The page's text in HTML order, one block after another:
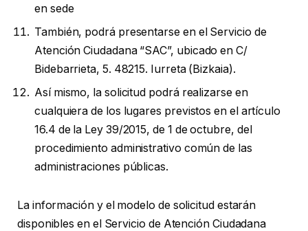
en sede
También, podrá presentarse en el Servicio de
Atención Ciudadana “SAC”, ubicado en C/
Bidebarrieta, 5. 48215. Iurreta (Bizkaia).
Así mismo, la solicitud podrá realizarse en
cualquiera de los lugares previstos en el artículo
16.4 de la Ley 39/2015, de 1 de octubre, del
procedimiento administrativo común de las
administraciones públicas.
La información y el modelo de solicitud estarán
disponibles en el Servicio de Atención Ciudadana